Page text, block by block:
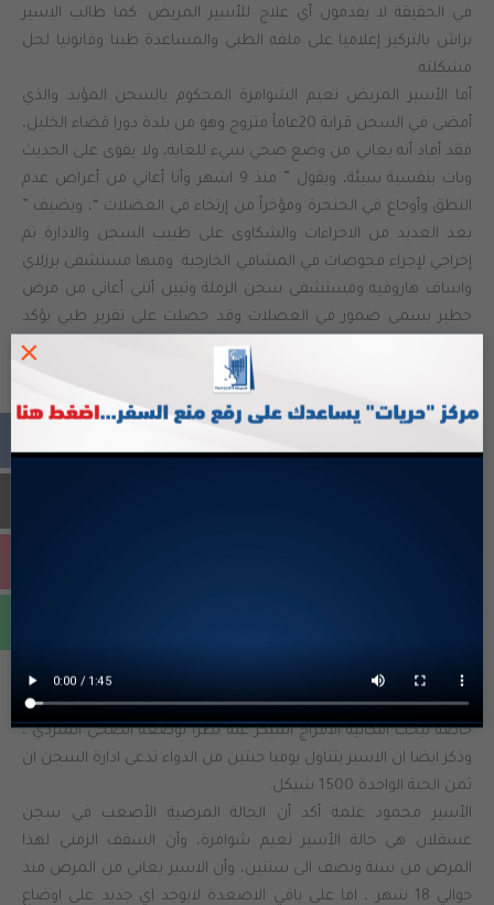
في الحقيقة لا يقدمون أي علاج للأسير المريض .كما طالب الاسير
براش بالتركيز إعلاميا على ملفه الطبي والمساعدة طبيا وقانونيا لحل
مشكلته.
أما الأسير
المريض نعيم الشوامرة المحكوم بالسجن المؤبد والذي
أمضى في السجن قرابة 20عاماً متزوج وهو من بلدة دورا قضاء الخليل،
فقد أفاد أنه يعاني من وضع صحي سيء للغاية، ولا يقوى على الحديث
وبات بنفسية سيئة، ويقول ” منذ 9 اشهر وأنا أعاني من أعراض عدم
النطق وأوجاع في الحنجرة ومؤخراً من إرتخاء في العضلات “، ويضيف ”
بعد العديد من الاجراءات والشكاوى على طبيب السجن والادارة تم
إخراجي لإجراء فحوصات في المشافي الخارجية ومنها مستشفى برزلاي
واساف هاروفيه ومستشفى سجن الرملة وتبين أنني أعاني من مرض
خطير يسمى ضمور في العضلات وقد حصلت على تقرير طبي يؤكد
اصابتي بهذا المرض، وان هذا المرض من اخطر الامراض ويؤدي الى
الأسير زياد بزار أفاد أن هناك حركة تنقلات من وإلى السجن وأن
التفتيشات مستمرة، وهنالك مشكلة في المياه واكتظاظ الغرف، إذ ان
كل غرفة تضم 14 أسيراً يستخدمون حمام ومغسلة واحدة، كما يعاني
وحول وضع الاسير نعيم شوامرة افاد الأسير بزار أنه حضر ضابط
استخبارات السجون الى غرفة الاسير نعيم ووعد برفع ملفه الى لجنة
خاصة لبحث امكانية الافراج المبكر عنه نظرا لوضعه الصحي المتردي ،
وذكر ايضا ان الاسير يتناول يوميا حبتين من الدواء تدعي ادارة السجن ان
ثمن الحبة الواحدة 1500 شيكل.
الأسير محمود غلمة أكد أن الحالة المرضية الأصعب في سجن
عسقلان هي حالة الأسير نعيم شوامرة، وأن السقف الزمني لهذا
المرض من سنة ونصف الى سنتين، وأن الاسير يعاني من المرض منذ
حوالي 18 شهر ، اما على باقي الاصعدة لايوجد اي جديد على اوضاع
×